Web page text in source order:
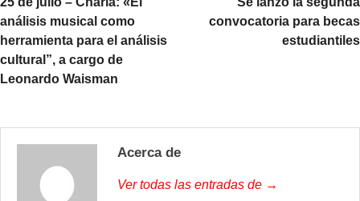
análisis musical como
herramienta para el análisis
cultural”, a cargo de
Leonardo Waisman
convocatoria para becas
estudiantiles
Acerca de
Ver todas las entradas de →